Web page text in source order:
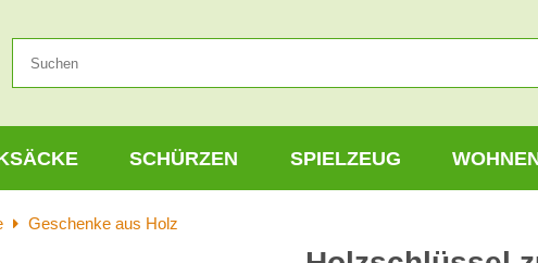
SCHÜRZEN SPIELZEUG
Geschenke aus Holz